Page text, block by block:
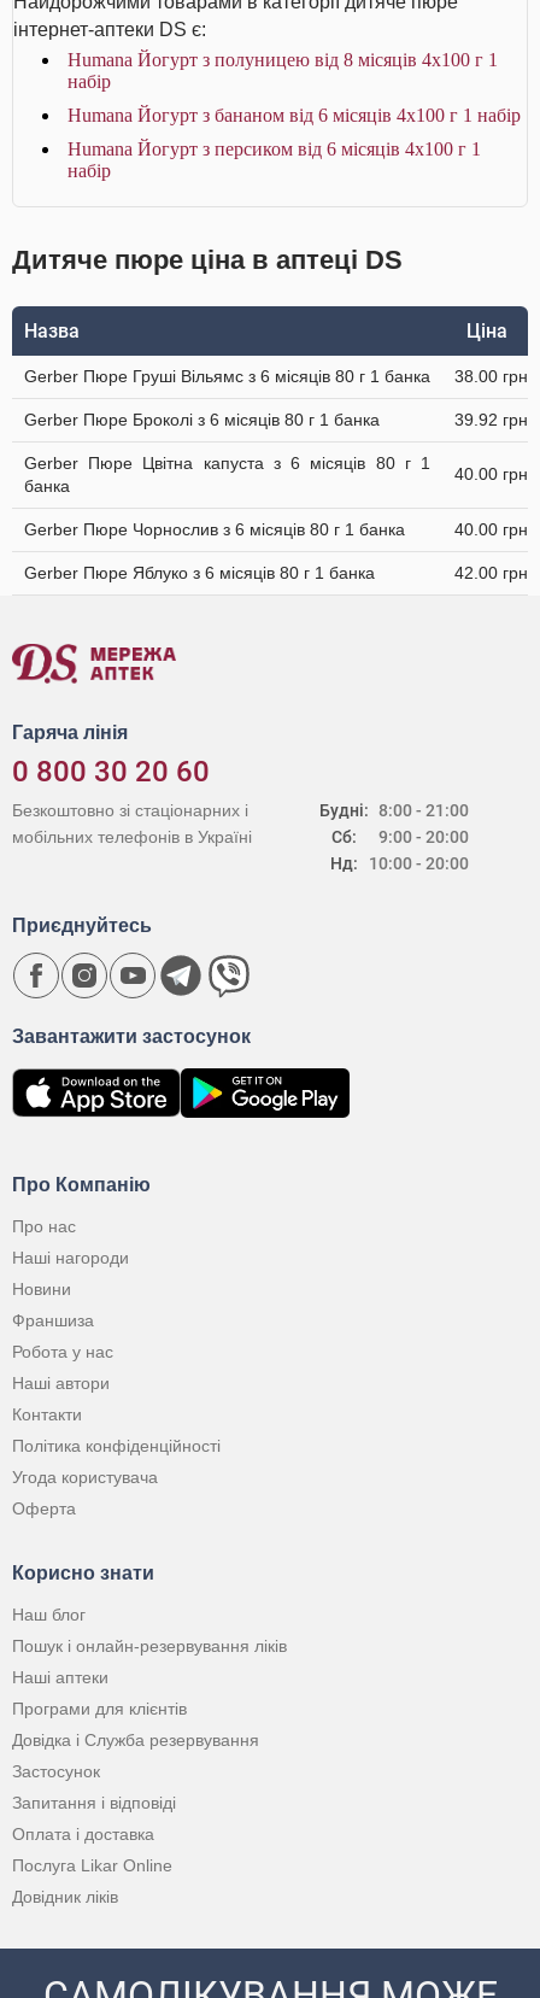
інтернет-аптеки DS є:
Humana Йогурт з полуницею від 8 місяців 4х100 г 1
набір
Humana Йогурт з бананом від 6 місяців 4х100 г 1 набір
Humana Йогурт з персиком від 6 місяців 4х100 г 1
набір
Дитяче пюре ціна в аптеці DS
Назва Ціна
Gerber Пюре Груші Вільямс з 6 місяців 80 г 1 банка 38.00 грн
Gerber Пюре Броколі з 6 місяців 80 г 1 банка 39.92 грн
Gerber Пюре Цвітна капуста з 6 місяців 80 г 1
банка
40.00 грн
Gerber Пюре Чорнослив з 6 місяців 80 г 1 банка 40.00 грн
Gerber Пюре Яблуко з 6 місяців 80 г 1 банка 42.00 грн
Гаряча лінія
0 800 30 20 60
Будні:
Сб:
Нд:
8:00 - 21:00
9:00 - 20:00
10:00 - 20:00
Безкоштовно зі стаціонарних і
мобільних телефонів в Україні
Про Компанію
Про нас
Наші нагороди
Новини
Франшиза
Робота у нас
Наші автори
Контакти
Політика конфіденційності
Угода користувача
Оферта
Корисно знати
Наш блог
Пошук і онлайн-резервування ліків
Наші аптеки
Програми для клієнтів
Довідка і Служба резервування
Застосунок
Запитання і відповіді
Оплата і доставка
Послуга Likar Online
Довідник ліків
Завантажити застосунок
Приєднуйтесь